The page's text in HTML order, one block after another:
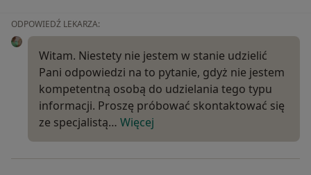
ODPOWIEDŹ LEKARZA:
Witam. Niestety nie jestem w stanie udzielić
Pani odpowiedzi na to pytanie, gdyż nie jestem
kompetentną osobą do udzielania tego typu
informacji. Proszę próbować skontaktować się
ze specjalistą… Więcej